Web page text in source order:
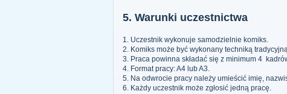
5. Warunki uczestnictwa
1. Uczestnik wykonuje samodzielnie komiks.
2. Komiks może być wykonany techniką
3. Praca powinna składać się z minimum 4
4. Format pracy: A4 lub A3.
5. Na odwrocie pracy należy umieścić imię,
6. Każdy uczestnik może zgłosić jedną pracę.